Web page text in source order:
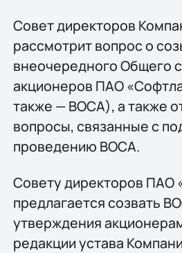
Совет директоров
рассмотрит вопрос о
внеочередного Общего
акционеров ПАО
также — ВОСА), а также
вопросы, связанные с
проведению ВОСА.
Совету директоров ПАО
предлагается созвать
утверждения
редакции устава